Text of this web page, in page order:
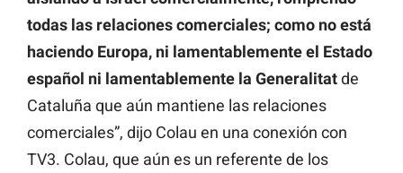
todas las relaciones comerciales; como no está
haciendo Europa, ni lamentablemente el Estado
español ni lamentablemente la Generalitatde
Cataluña que aún mantiene las relaciones
comerciales”, dijo Colau en una conexión con
TV3. Colau, que aún es un referente de los